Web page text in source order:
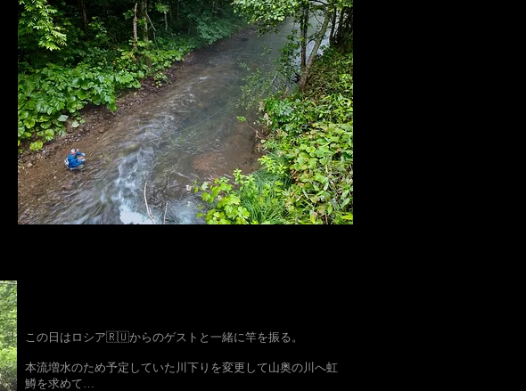
この日はロシア🇷🇺からのゲストと一緒に竿を振る。
本流増水のため予定していた川下りを変更して山奥の川へ虹
鱒を求めて…